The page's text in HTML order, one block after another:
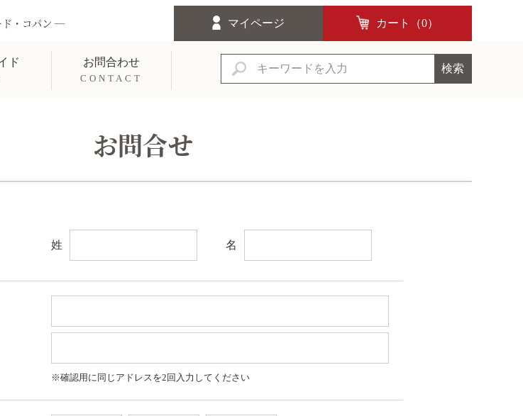
ド・コパン ― マイページ カート（0）
ド お問合わせ
CONTACT
検索
お問合せ
姓 名
※確認用に同じアドレスを2回入力してください